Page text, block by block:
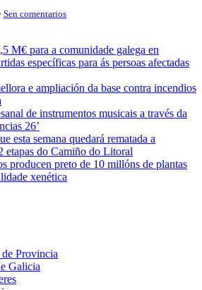
Sen comentarios
M€ para a comunidade galega en
específicas para ás persoas afectadas
e ampliación da base contra incendios
de instrumentos musicais a través da
26’
esta semana quedará rematada a
etapas do Camiño do Litoral
producen preto de 10 millóns de plantas
xenética